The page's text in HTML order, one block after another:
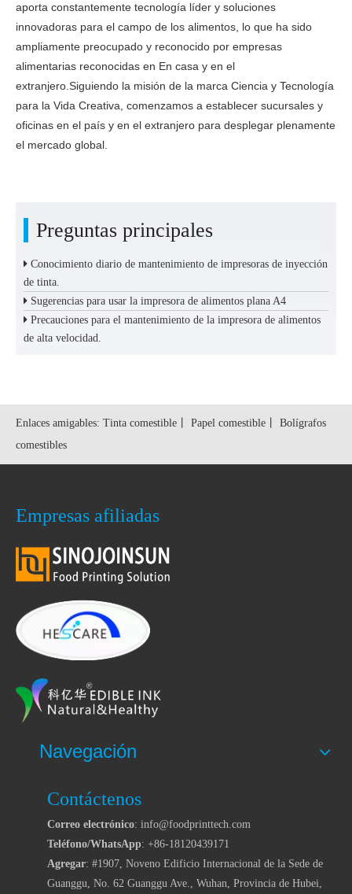
aporta constantemente tecnología líder y soluciones
innovadoras para el campo de los alimentos, lo que ha sido
ampliamente preocupado y reconocido por empresas
alimentarias reconocidas en En casa y en el
extranjero.Siguiendo la misión de la marca Ciencia y Tecnología
para la Vida Creativa, comenzamos a establecer sucursales y
oficinas en el país y en el extranjero para desplegar plenamente
el mercado global.
Preguntas principales
Conocimiento diario de mantenimiento de impresoras de inyección
de tinta.
Sugerencias para usar la impresora de alimentos plana A4
Precauciones para el mantenimiento de la impresora de alimentos
de alta velocidad.
Enlaces amigables: Tinta comestible Papel comestible
Bolígrafos
comestibles
Empresas afiliadas
Navegación
Contáctenos
Correo electrónico: info@foodprinttech.com
Teléfono/WhatsApp: +86-18120439171
Agregar: #1907, Noveno Edificio Internacional de la Sede de
Guanggu, No. 62 Guanggu Ave., Wuhan, Provincia de Hubei,